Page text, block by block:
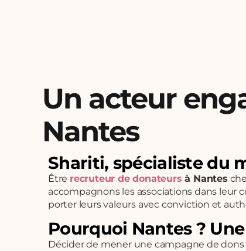
Un acteur
Nantes
Shariti, spécialiste du
Être recruteur de donateurs à Nantes
accompagnons les associations dans leur
porter leurs valeurs avec conviction et
Pourquoi Nantes ?
Décider de mener une campagne de